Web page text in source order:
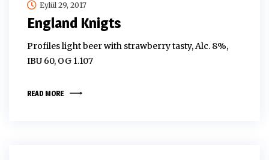
Eylül 29, 2017
England Knigts
Profiles light beer with strawberry tasty, Alc. 8%,
IBU 60, OG 1.107
READ MORE